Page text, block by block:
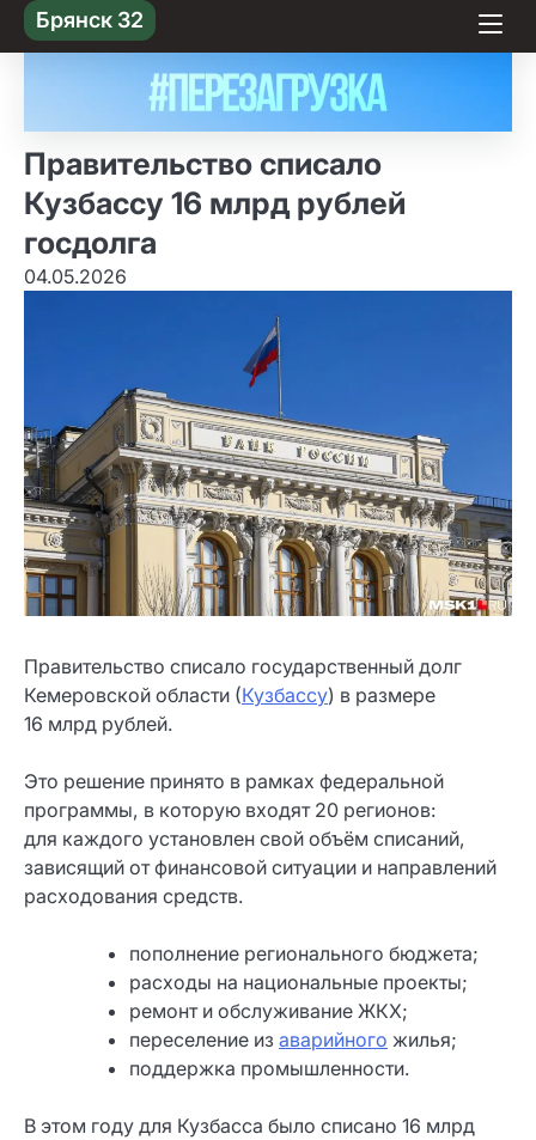
Skip
to content
Брянск 32
Правительство списало
Кузбассу 16 млрд рублей
госдолга
04.05.2026
Правительство списало государственный долг
Кемеровской области (Кузбассу) в размере
16 млрд рублей.
Это решение принято в рамках федеральной
программы, в которую входят 20 регионов:
для каждого установлен свой объём списаний,
зависящий от финансовой ситуации и направлений
расходования средств.
пополнение регионального бюджета;
расходы на национальные проекты;
ремонт и обслуживание ЖКХ;
переселение из аварийного жилья;
поддержка промышленности.
В этом году для Кузбасса было списано 16 млрд